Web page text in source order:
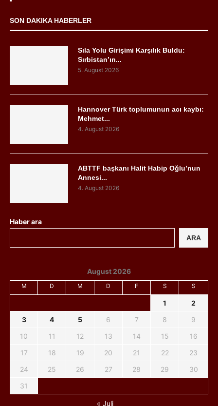
SON DAKIKA HABERLER
Sıla Yolu Girişimi Karşılık Buldu:
Sırbistan’ın...
5. August 2026
Hannover Türk toplumunun acı kaybı:
Mehmet...
4. August 2026
ABTTF başkanı Halit Habip Oğlu’nun
Annesi...
4. August 2026
Haber ara
ARA
August 2026
M D M D F S S
1
2
3
4 5 6 7 8
9
10
11 12 13 14 15
16
17
18 19 20 21 22
23
24
25 26 27 28 29
30
31
« Juli